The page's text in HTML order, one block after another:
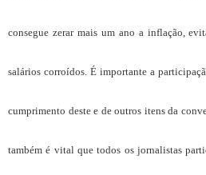
consegue zerar mais um ano a inflação,
salários corroídos. É importante a
cumprimento deste e de outros itens da
também é vital que todos os jornalistas